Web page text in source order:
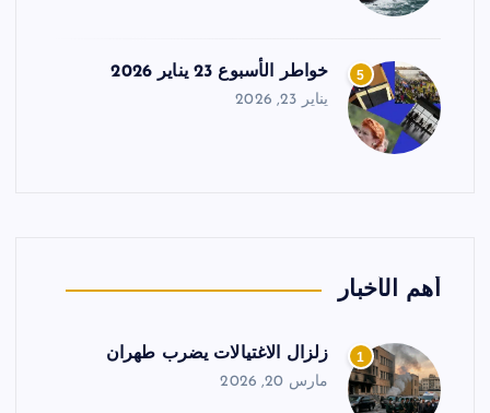
5 خواطر الأسبوع 23 يناير 2026
يناير 23, 2026
أهم الأخبار
1 زلزال الاغتيالات يضرب طهران
مارس 20, 2026